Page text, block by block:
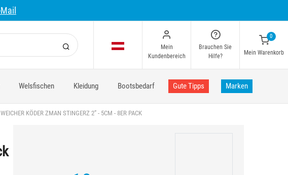
Mein
Kundenbereich
Brauchen Sie
Hilfe?
0
Mein Warenkorb
Welsfischen Kleidung Bootsbedarf Gute Tipps Marken
WEICHER KÖDER ZMAN STINGERZ 2” - 5CM - 8ER PACK